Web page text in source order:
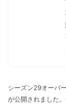
シーズン29オーバ
が公開されました